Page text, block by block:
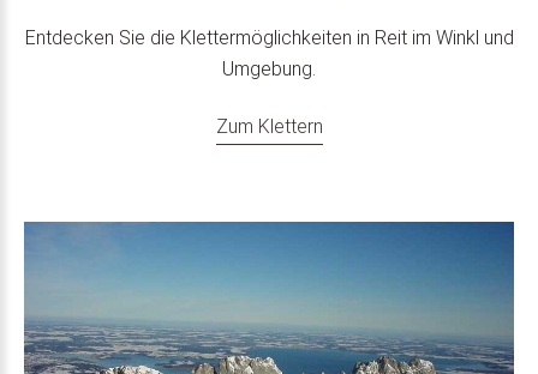
Entdecken Sie die Klettermöglichkeiten in Reit im Winkl und
Umgebung.
Zum Klettern